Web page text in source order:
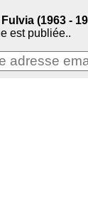
(1963 -
est publiée..